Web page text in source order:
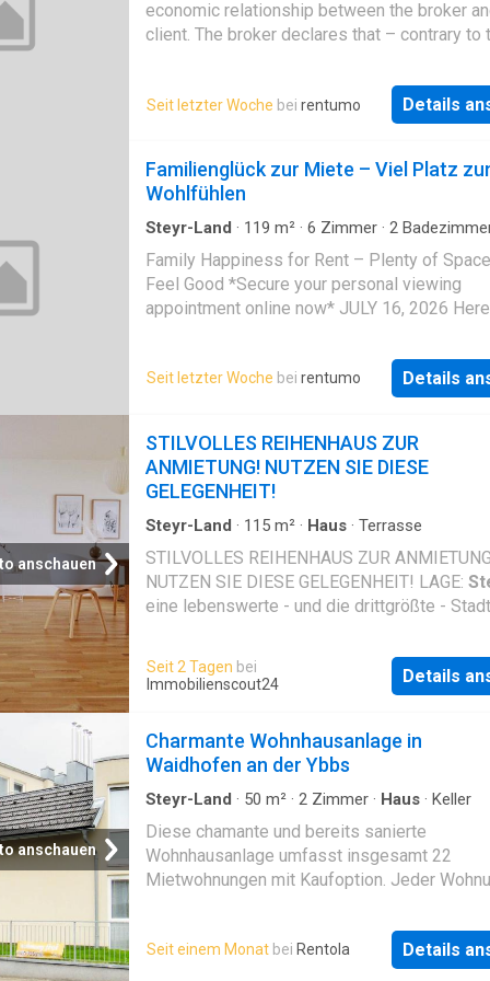
Materialien in ein großzügiges
verwandelt. Hier finden Sie Tradition und
Landhaus verfügt über eine Wohnfläche von
180m2 auf 2 Ebenen. Haustiere sind nicht
eine große gemütliche Wohnküche, - ein
Wohnzimmer mit Kachelofen und Zugang zur
Terrasse - ein Büroraum - ein WC und - einen
Abstellraum Über eine Stiege gelangt m
economic relationship between the broker
client. The broker declares that – contrary to
industry – they only work for the la
Seit letzter Woche bei rentumo Details
Familienglück zur Miete – Viel Platz
Wohlfühlen
Steyr-Land · 119 m² · 6 Zimmer · 2
Family Happiness for Rent – Plenty of
Feel Good *Secure your personal viewing
appointment online now* JULY 16, 2026
Seit letzter Woche bei rentumo Details
anschauen
STILVOLLES REIHENHAUS ZUR
ANMIETUNG! NUTZEN SIE DIESE
GELEGENHEIT!
Steyr-Land · 115 m² · Haus · Terrasse
STILVOLLES REIHENHAUS ZUR
NUTZEN SIE DIESE GELEGENHEIT! LAGE:
eine lebenswerte - und die drittgrößte -
Stadt punktet mit der optimalen Infrastruktur:
hohe Anzahl an Einkaufsmöglichkeiten,
Gastronomiebetrieben, Schulen und
Das bekannte Naturschutzgebiet der
reicht bis ins Stadtzentrum, die Schotterbänke
den Flüssen Steyr und Enns verwandeln sich
heißen Tagen zu tollen Naturbadestränden. In
Adventzeit verwandelt sich
wiederum
Österreichs offizieller Christkindlstadt. In
familiengerechten, charmanten Wohumfeld am
aus zeitloser, schlichter Architektur.
DETAILINFORMATIONEN REIHENHAUS
Seit 2 Tagen bei
Immobilienscout24
Details
anschauen
Charmante Wohnhausanlage in
Waidhofen an der Ybbs
Steyr-Land · 50 m² · 2 Zimmer · Haus · Keller
Diese chamante und bereits sanierte
Wohnhausanlage umfasst insgesamt 22
Mietwohnungen mit Kaufoption. Jeder
Im Kellergeschoss befinden sich zudem ein
Fahrrad- und Kinderwagenabstellraum, der
Seit einem Monat bei Rentola Details